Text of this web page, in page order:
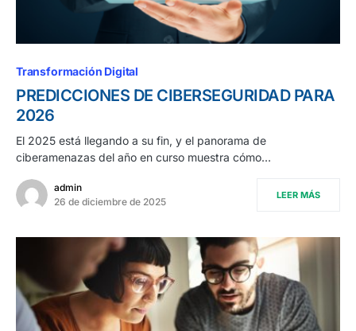
Transformación Digital
PREDICCIONES DE CIBERSEGURIDAD PARA
2026
El 2025 está llegando a su fin, y el panorama de
ciberamenazas del año en curso muestra cómo…
admin
26 de diciembre de 2025
LEER MÁS